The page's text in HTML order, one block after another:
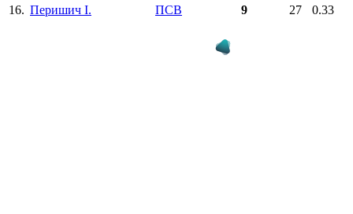
16. Перишич І. ПСВ 9 27 0.33